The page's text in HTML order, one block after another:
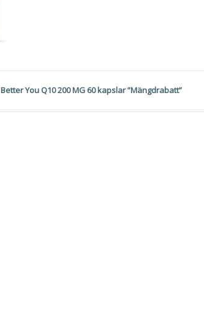
Better You Q10 200 MG 60 kapslar ”Mängdrabatt”